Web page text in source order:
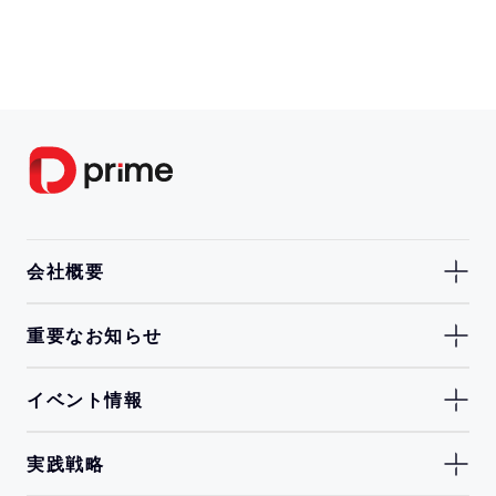
会社概要
重要なお知らせ
イベント情報
実践戦略